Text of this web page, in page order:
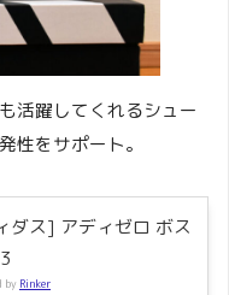
活躍してくれるシュー
性をサポート。
ダス] アディゼロ ボス
by Rinker